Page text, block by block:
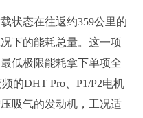
状态在往返约359公里的
下的能耗总量。这一项
低极限能耗拿下单项全
的DHT Pro、P1/P2电机
吸气的发动机，工况适